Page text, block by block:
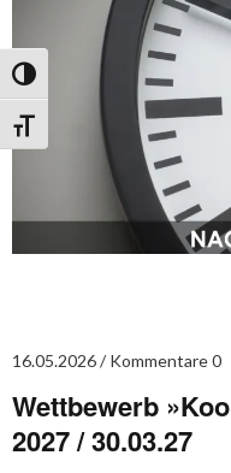
Umschalten auf hohe
Schrift vergrößern
16.05.2026 Kommentare 0
Wettbewerb
2027 / 30.03.27